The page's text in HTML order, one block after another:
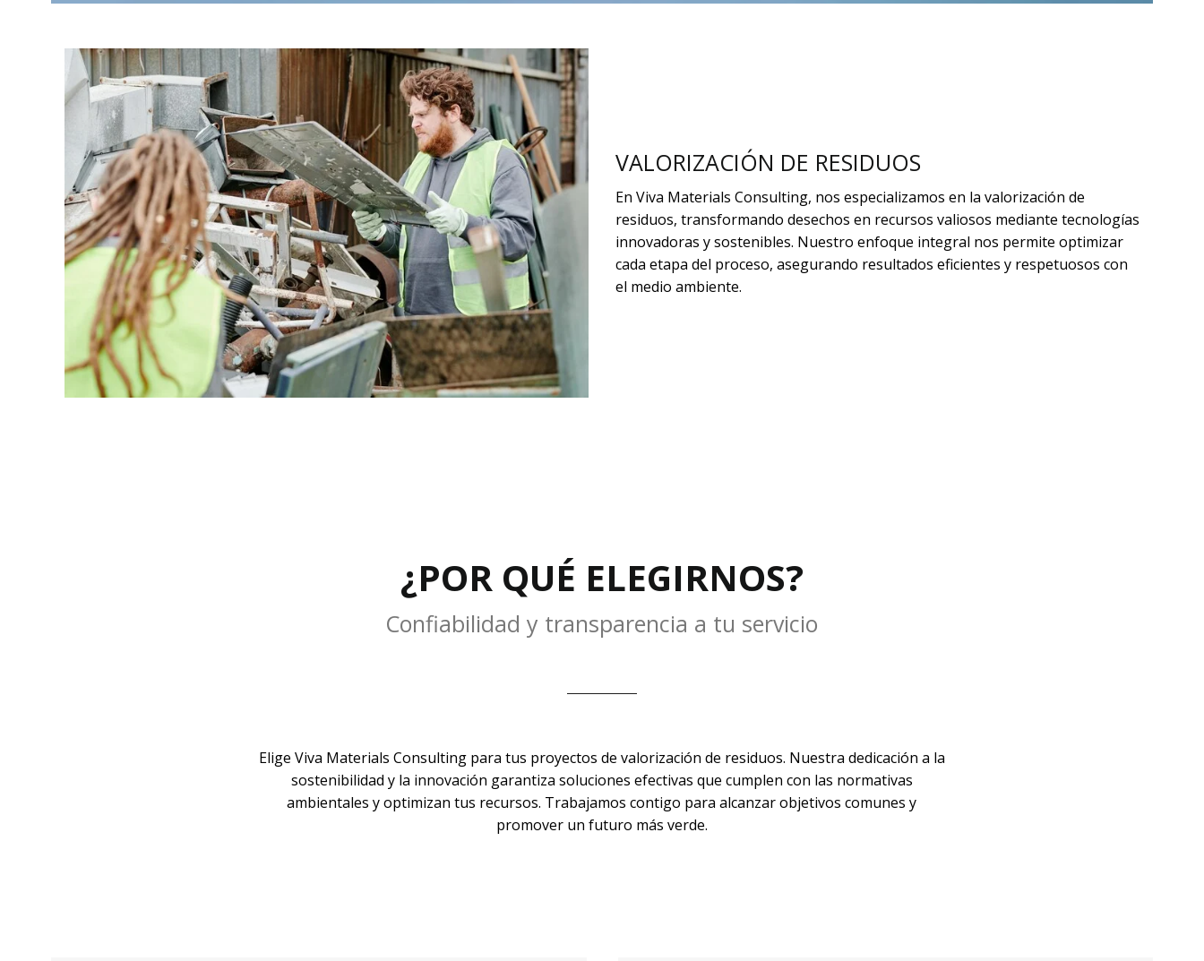
VALORIZACIÓN DE RESIDUOS
En Viva Materials Consulting, nos especializamos en la valorización de
residuos, transformando desechos en recursos valiosos mediante tecnologías
innovadoras y sostenibles. Nuestro enfoque integral nos permite optimizar
cada etapa del proceso, asegurando resultados eficientes y respetuosos con
el medio ambiente.
¿POR QUÉ ELEGIRNOS?
Confiabilidad y transparencia a tu servicio
Elige Viva Materials Consulting para tus proyectos de valorización de residuos. Nuestra dedicación a la
sostenibilidad y la innovación garantiza soluciones efectivas que cumplen con las normativas
ambientales y optimizan tus recursos. Trabajamos contigo para alcanzar objetivos comunes y
promover un futuro más verde.